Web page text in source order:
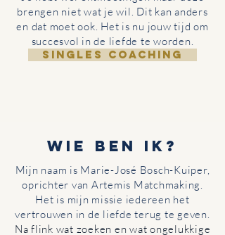
brengen niet wat je wil. Dit kan anders
en dat moet ook. Het is nu jouw tijd om
succesvol in de liefde te worden.
SINGLES COACHING
Wie ben ik?
Mijn naam is Marie-José Bosch-Kuiper,
oprichter van Artemis Matchmaking.
Het is mijn missie iedereen het
vertrouwen in de liefde terug te geven.
Na flink wat zoeken en wat ongelukkige